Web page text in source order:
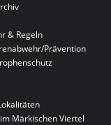
& Regeln
Prävention
Märkischen Viertel